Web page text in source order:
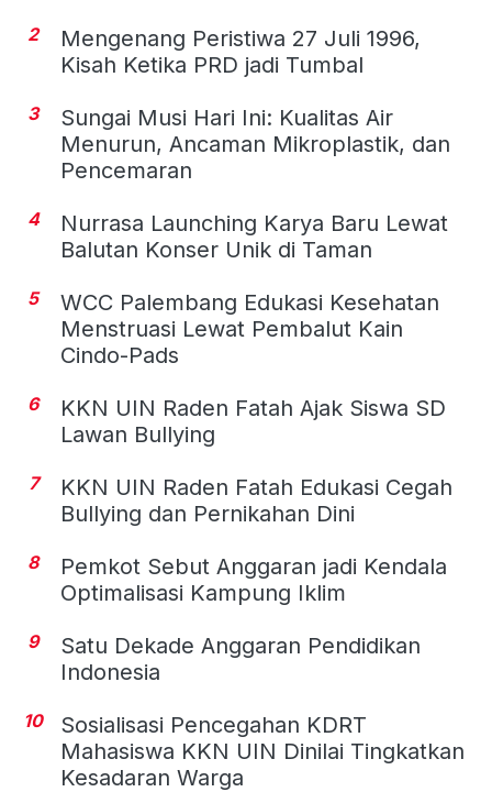
2
Mengenang Peristiwa 27 Juli 1996,
Kisah Ketika PRD jadi Tumbal
3
Sungai Musi Hari Ini: Kualitas Air
Menurun, Ancaman Mikroplastik, dan
Pencemaran
4
Nurrasa Launching Karya Baru Lewat
Balutan Konser Unik di Taman
5
WCC Palembang Edukasi Kesehatan
Menstruasi Lewat Pembalut Kain
Cindo-Pads
6
KKN UIN Raden Fatah Ajak Siswa SD
Lawan Bullying
7
KKN UIN Raden Fatah Edukasi Cegah
Bullying dan Pernikahan Dini
8
Pemkot Sebut Anggaran jadi Kendala
Optimalisasi Kampung Iklim
9
Satu Dekade Anggaran Pendidikan
Indonesia
10
Sosialisasi Pencegahan KDRT
Mahasiswa KKN UIN Dinilai Tingkatkan
Kesadaran Warga